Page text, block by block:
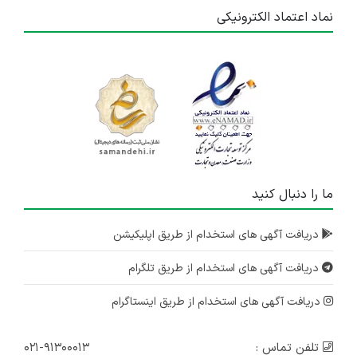
نماد اعتماد الکترونیکی
ما را دنبال کنید
دریافت آگهی های استخدام از طریق اپلیکیشن
دریافت آگهی های استخدام از طریق تلگرام
دریافت آگهی های استخدام از طریق اینستاگرام
تلفن تماس : ۰۲۱-۹۱۳۰۰۰۱۳